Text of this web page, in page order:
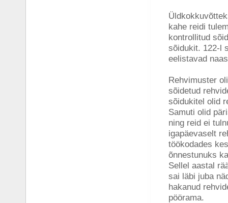
kahe reidi
kontrollitud
sõidukit. 122-l
eelistavad
Rehvimuster
sõidetud
sõidukitel olid
Samuti olid
ning reid ei
igapäevaselt
töökodades
õnnestunuks
Sellel aastal
sai läbi juba
hakanud
pöörama.